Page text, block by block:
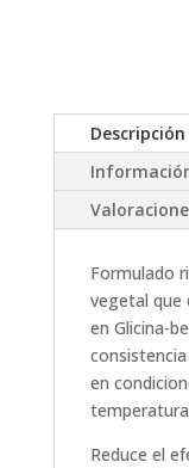
Descripción
Formulado
vegetal que
en Glicina-
en
Reduce el